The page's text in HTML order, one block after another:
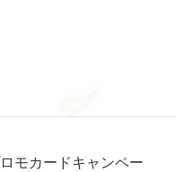
モカードキャンペー